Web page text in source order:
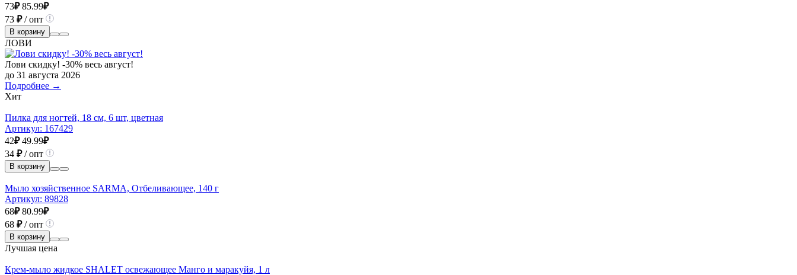
73₽ 85.99₽
73 ₽/ опт
В корзину
ЛОВИ
Лови скидку! -30% весь август!
до 31 августа 2026
Подробнее →
Хит
Пилка для ногтей, 18 см, 6 шт, цветная
Артикул: 167429
42₽ 49.99₽
34 ₽/ опт
В корзину
Мыло хозяйственное SARMA, Отбеливающее, 140 г
Артикул: 89828
68₽ 80.99₽
68 ₽/ опт
В корзину
Лучшая цена
Крем-мыло жидкое SHALET освежающее Манго и маракуйя, 1 л